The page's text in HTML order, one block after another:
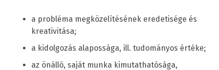
a probléma megközelítésének eredetisége és
kreativitása;
a kidolgozás alapossága, ill. tudományos értéke;
az önálló, saját munka kimutathatósága,